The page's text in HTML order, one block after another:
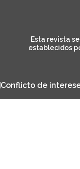
Esta revista
establecidos
Conflicto de